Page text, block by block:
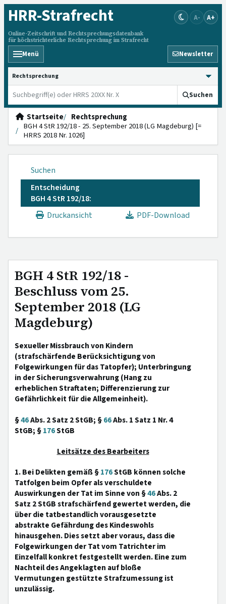
HRR-Strafrecht
Online-Zeitschrift und Rechtsprechungsdatenbank
für höchstrichterliche Rechtsprechung im Strafrecht
A- A+
Menü Newsletter
HRRS durchsuchen
Suchen
Startseite
Rechtsprechung
BGH 4 StR 192/18 - 25. September 2018 (LG Magdeburg) [=
HRRS 2018 Nr. 1026]
Suchen
Entscheidung
BGH 4 StR 192/18:
Druckansicht
PDF-Download
BGH 4 StR 192/18 -
Beschluss vom 25.
September 2018 (LG
Magdeburg)
Sexueller Missbrauch von Kindern
(strafschärfende Berücksichtigung von
Folgewirkungen für das Tatopfer); Unterbringung
in der Sicherungsverwahrung (Hang zu
erheblichen Straftaten; Differenzierung zur
Gefährlichkeit für die Allgemeinheit).
§46Abs. 2 Satz 2 StGB; §66Abs. 1 Satz 1 Nr. 4
StGB; §176StGB
Leitsätze des Bearbeiters
1. Bei Delikten gemäß §176StGB können solche
Tatfolgen beim Opfer als verschuldete
Auswirkungen der Tat im Sinne von §46Abs. 2
Satz 2 StGB strafschärfend gewertet werden, die
über die tatbestandlich vorausgesetzte
abstrakte Gefährdung des Kindeswohls
hinausgehen. Dies setzt aber voraus, dass die
Folgewirkungen der Tat vom Tatrichter im
Einzelfall konkret festgestellt werden. Eine zum
Nachteil des Angeklagten auf bloße
Vermutungen gestützte Strafzumessung ist
unzulässig.